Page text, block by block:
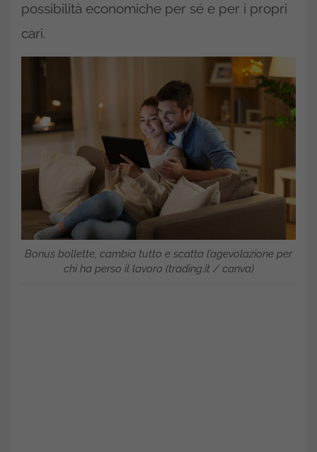
possibilità economiche per sé e per i propri
cari.
Bonus bollette, cambia tutto e scatta l’agevolazione per
chi ha perso il lavoro (trading.it / canva)